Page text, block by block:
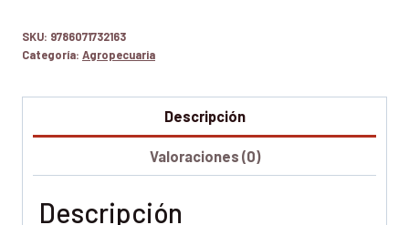
SKU: 9786071732163
Categoría: Agropecuaria
Descripción
Valoraciones (0)
Descripción